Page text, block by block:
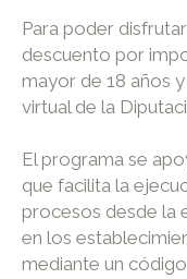
Para poder
descuento por
mayor de 18 años
virtual de la
El programa se
que facilita la
procesos desde la
en los
mediante un